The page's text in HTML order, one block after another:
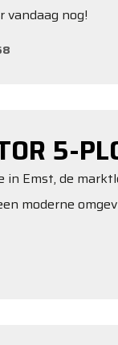
vandaag nog!
5-
in Emst, de
moderne